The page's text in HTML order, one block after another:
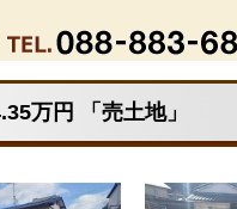
万円 「売土地」